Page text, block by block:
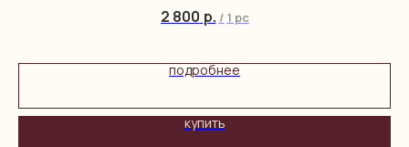
2 800 р. / 1 pc
подробнее
купить